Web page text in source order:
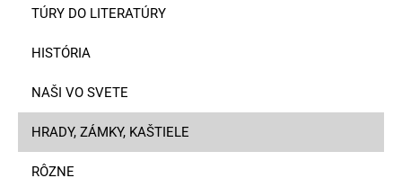
TÚRY DO LITERATÚRY
HISTÓRIA
NAŠI VO SVETE
HRADY, ZÁMKY, KAŠTIELE
RÔZNE